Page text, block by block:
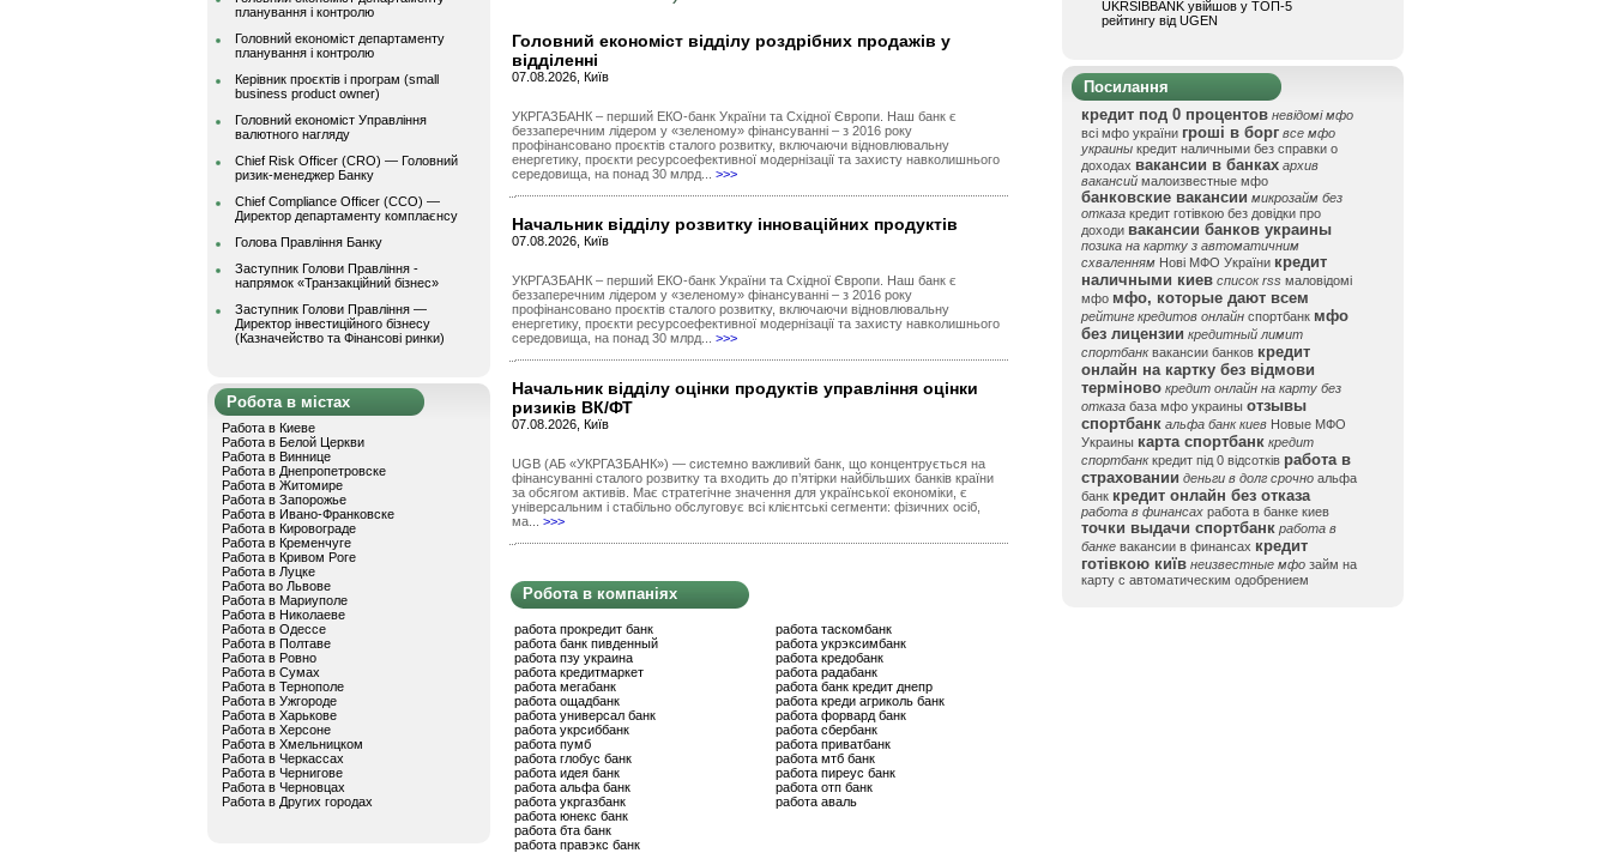
планування і контролю
Головний економіст департаменту
планування і контролю
Керівник проєктів і програм (small
business product owner)
Головний економіст Управління
валютного нагляду
Chief Risk Officer (CRO) — Головний
ризик-менеджер Банку
Chief Compliance Officer (CCO) —
Директор департаменту комплаєнсу
Голова Правління Банку
Заступник Голови Правління -
напрямок «Транзакційний бізнес»
Заступник Голови Правління —
Директор інвестиційного бізнесу
(Казначейство та Фінансові ринки)
Робота в містах
Работа в Киеве
Работа в Белой Церкви
Работа в Виннице
Работа в Днепропетровске
Работа в Житомире
Работа в Запорожье
Работа в Ивано-Франковске
Работа в Кировограде
Работа в Кременчуге
Работа в Кривом Роге
Работа в Луцке
Работа во Львове
Работа в Мариуполе
Работа в Николаеве
Работа в Одессе
Работа в Полтаве
Работа в Ровно
Работа в Сумах
Работа в Тернополе
Работа в Ужгороде
Работа в Харькове
Работа в Херсоне
Работа в Хмельницком
Работа в Черкассах
Работа в Чернигове
Работа в Черновцах
Работа в Других городах
Головний економіст відділу роздрібних продажів у
відділенні
07.08.2026, Київ
УКРГАЗБАНК – перший ЕКО-банк України та Східної Європи. Наш банк є
беззаперечним лідером у «зеленому» фінансуванні – з 2016 року
профінансовано проєктів сталого розвитку, включаючи відновлювальну
енергетику, проєкти ресурсоефективної модернізації та захисту навколишнього
середовища, на понад 30 млрд... >>>
Начальник відділу розвитку інноваційних продуктів
07.08.2026, Київ
УКРГАЗБАНК – перший ЕКО-банк України та Східної Європи. Наш банк є
беззаперечним лідером у «зеленому» фінансуванні – з 2016 року
профінансовано проєктів сталого розвитку, включаючи відновлювальну
енергетику, проєкти ресурсоефективної модернізації та захисту навколишнього
середовища, на понад 30 млрд... >>>
Начальник відділу оцінки продуктів управління оцінки
ризиків ВК/ФТ
07.08.2026, Київ
UGB (АБ «УКРГАЗБАНК») — системно важливий банк, що концентрується на
фінансуванні сталого розвитку та входить до п’ятірки найбільших банків країни
за обсягом активів. Має стратегічне значення для української економіки, є
універсальним і стабільно обслуговує всі клієнтські сегменти: фізичних осіб,
ма... >>>
Робота в компаніях
работа прокредит банк
работа банк пивденный
работа пзу украина
работа кредитмаркет
работа мегабанк
работа ощадбанк
работа универсал банк
работа укрсиббанк
работа пумб
работа глобус банк
работа идея банк
работа альфа банк
работа укргазбанк
работа юнекс банк
работа бта банк
работа правэкс банк
работа таскомбанк
работа укрэксимбанк
работа кредобанк
работа радабанк
работа банк кредит днепр
работа креди агриколь банк
работа форвард банк
работа сбербанк
работа приватбанк
работа мтб банк
работа пиреус банк
работа отп банк
работа аваль
UKRSIBBANK увійшов у ТОП-5
рейтингу від UGEN
Посилання
кредит под 0 процентов невідомі мфо
всі мфо україни гроші в борг все мфо
украины кредит наличными без справки о
доходах вакансии в банках архив
вакансий малоизвестные мфо
банковские вакансии микрозайм без
отказа кредит готівкою без довідки про
доходи вакансии банков украины
позика на картку з автоматичним
схваленням Нові МФО України кредит
наличными киев список rss маловідомі
мфо мфо, которые дают всем
рейтинг кредитов онлайн спортбанк мфо
без лицензии кредитный лимит
спортбанк вакансии банков кредит
онлайн на картку без відмови
терміново кредит онлайн на карту без
отказа база мфо украины отзывы
спортбанк альфа банк киев Новые МФО
Украины карта спортбанк кредит
спортбанк кредит під 0 відсотків работа в
страховании деньги в долг срочно альфа
банк кредит онлайн без отказа
работа в финансах работа в банке киев
точки выдачи спортбанк работа в
банке вакансии в финансах кредит
готівкою київ неизвестные мфо займ на
карту с автоматическим одобрением